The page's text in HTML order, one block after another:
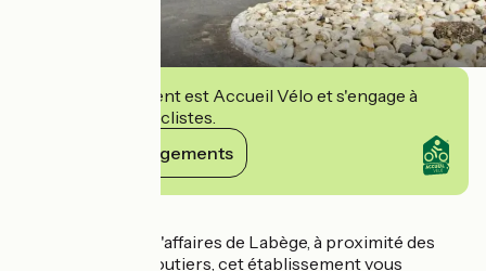
Cet établissement est Accueil Vélo et s'engage à
accueillir des cyclistes.
Voir ses engagements
Situé sur la zone d'affaires de Labège, à proximité des
principaux axes routiers, cet établissement vous